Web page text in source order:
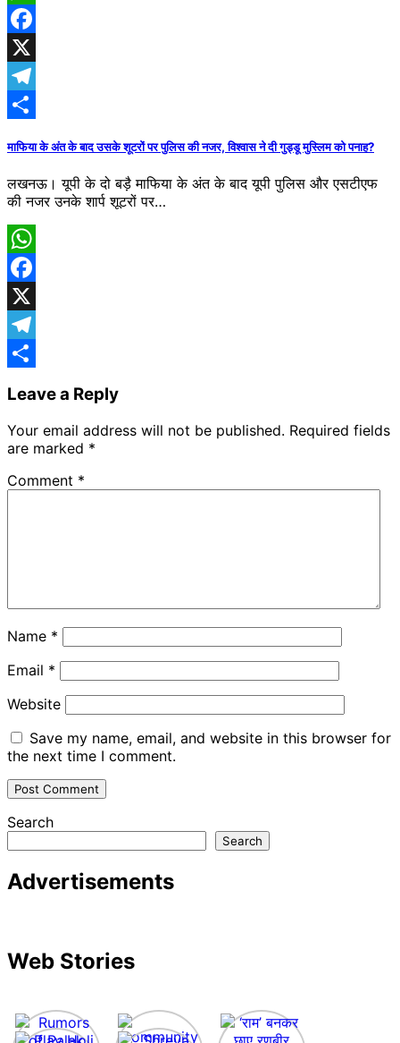
WhatsApp
Facebook
X
Telegram
माफिया के अंत के बाद उसके शूटरों पर पुलिस की नजर, विश्वास ने दी गुड्डू मुस्लिम को पनाह?
लखनऊ। यूपी के दो बड़ै माफिया के अंत के बाद यूपी पुलिस और एसटीएफ
की नजर उनके शार्प शूटरों पर…
WhatsApp
Facebook
X
Telegram
Leave a Reply
Your email address will not be published. Required fields
are marked *
Comment *
Name *
Email *
Website
Save my name, email, and website in this browser for
the next time I comment.
Search
Search
Advertisements
Web Stories